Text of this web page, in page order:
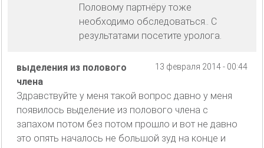
Половому партнёру тоже
необходимо обследоваться.. С
результатами посетите уролога.
13 февраля 2014 - 00:44
выделения из полового
члена
Здравствуйте у меня такой вопрос давно у меня
появилось выделение из полового члена с
запахом потом без потом прошло и вот не давно
это опять началось не большой зуд на конце и